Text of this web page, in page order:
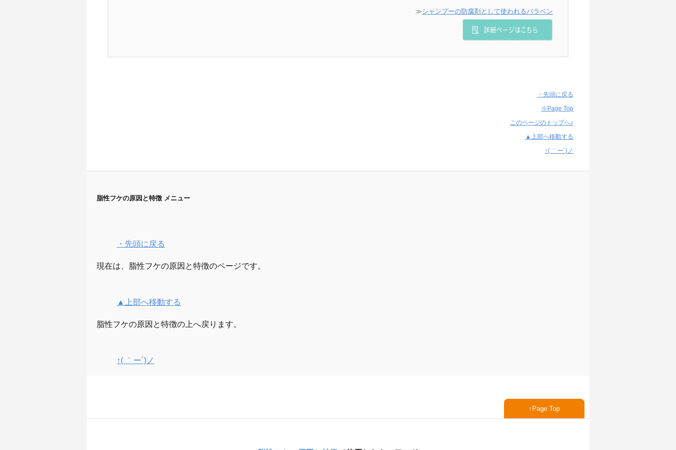
≫シャンプーの防腐剤として使われるパラベン
・先頭に戻る
※Page Top
このページのトップへ♪
▲上部へ移動する
↑( ｀ー´)ノ
脂性フケの原因と特徴 メニュー
・先頭に戻る
現在は、脂性フケの原因と特徴のページです。
▲上部へ移動する
脂性フケの原因と特徴の上へ戻ります。
↑( ｀ー´)ノ
Page Top